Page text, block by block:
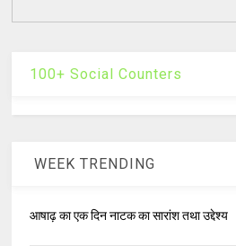
100+ Social Counters
WEEK TRENDING
आषाढ़ का एक दिन नाटक का सारांश तथा उद्देश्य